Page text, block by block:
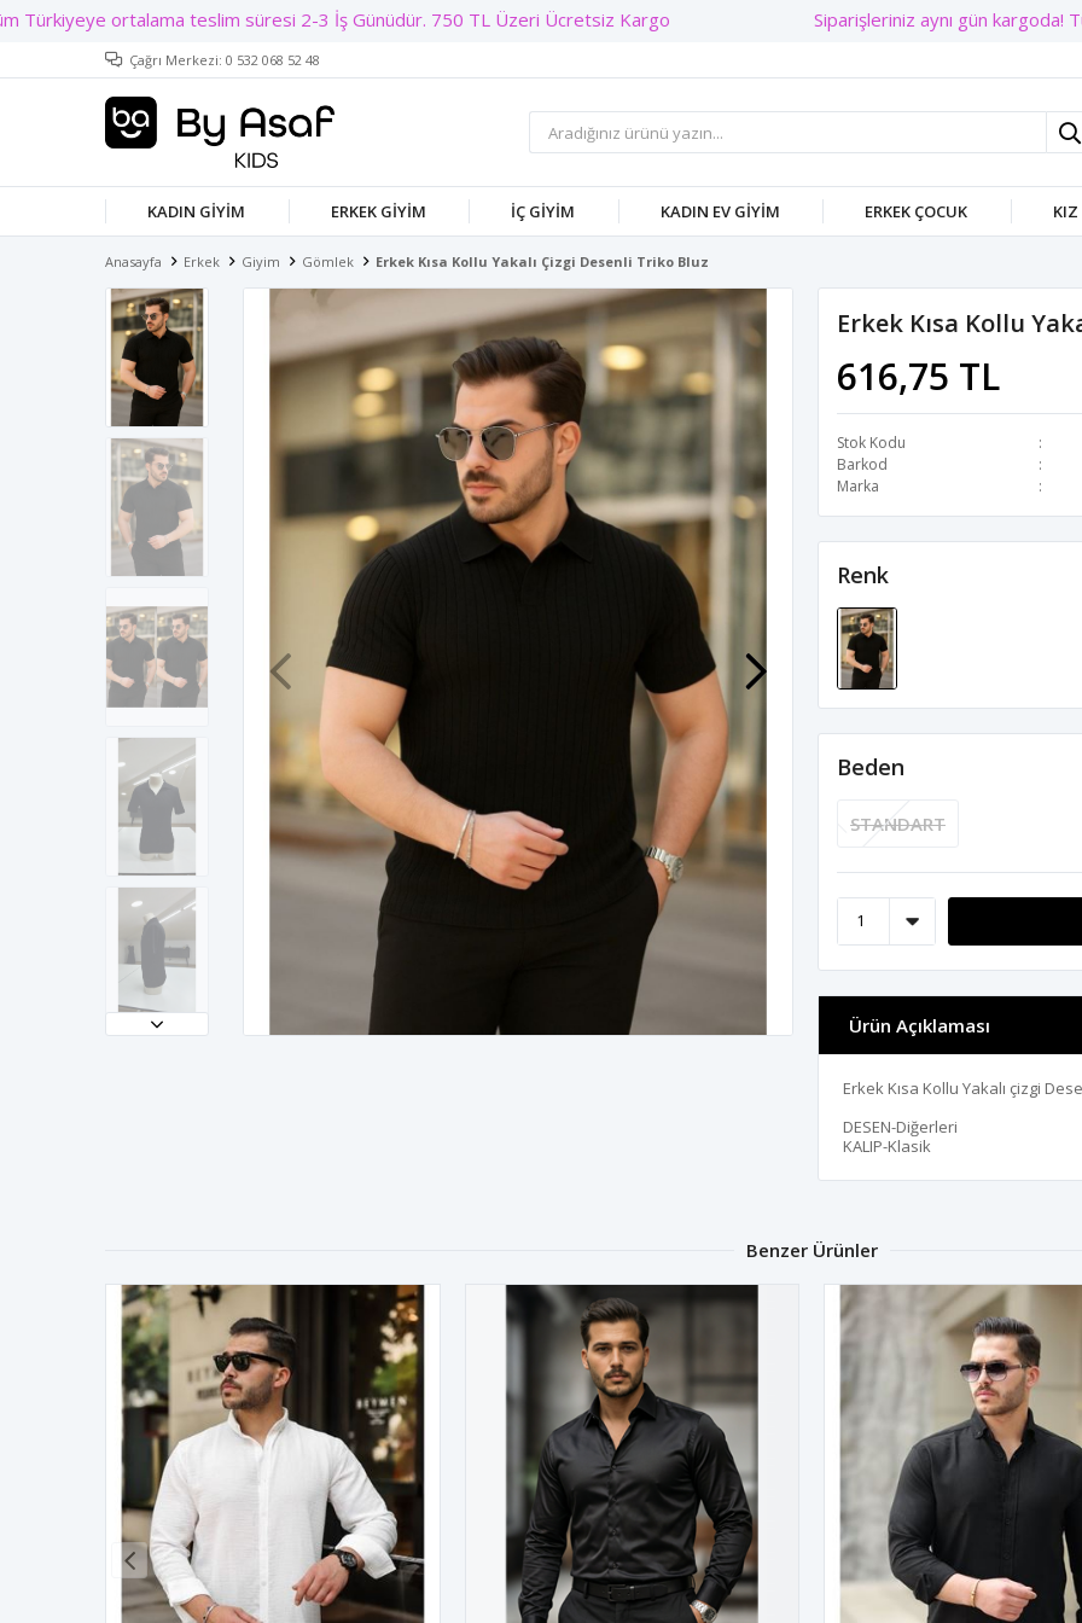
Siparişleriniz aynı gün kargoda!
Çağrı Merkezi: 0 532 068 52 48
KADIN GIYIM ERKEK GIYIM İÇ GIYIM KADIN EV GIYIM ERKEK ÇOCUK KIZ
Anasayfa Erkek Giyim Gömlek Erkek Kısa Kollu Yakalı Çizgi Desenli Triko Bluz
Erkek Kısa Kollu
616,75 TL
Stok Kodu
Barkod
Marka
Renk
Beden
STANDART
Ürün Açıklaması
Erkek Kısa Kollu Yakalı çizgi
DESEN-Diğerleri
KALIP-Klasik
Benzer Ürünler